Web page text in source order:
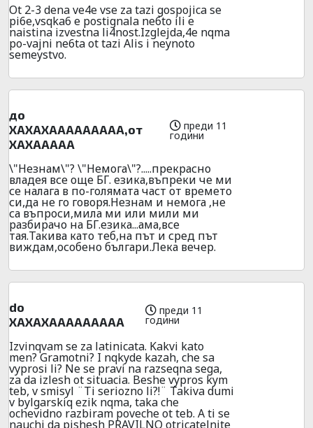
Ot 2-3 dena ve4e vse za tazi gospojica se
pi6e,vsqka6 e postignala ne6to ili e
naistina izvestna li4nost.Izglejda,4e nqma
po-vajni ne6ta ot tazi Alis i neynoto
semeystvo.
до
ХАХАХААААААААА,oт
ХАХААААА
преди 11
години
\"Незнам\"? \"Немога\"?.....прекрасно
владея все още БГ. езика,въпреки че ми
се налага в по-голямата част от времето
си,да не го говоря.Незнам и немога ,не
са въпроси,мила ми или мили ми
разбирачо на БГ.езика...ама,все
тая.Такива като теб,на път и сред път
виждам,особено българи.Лека вечер.
do
ХАХАХААААААААА
преди 11
години
Izvinqvam se za latinicata. Kakvi kato
men? Gramotni? I nqkyde kazah, che sa
vyprosi li? Ne se pravi na razseqna sega,
za da izlesh ot situacia. Beshe vypros kym
teb, v smisyl ¨Ti seriozno li?!¨ Takiva dumi
v bylgarskiq ezik nqma, taka che
ochevidno razbiram poveche ot teb. A ti se
nauchi da pishesh PRAVILNO otricatelnite